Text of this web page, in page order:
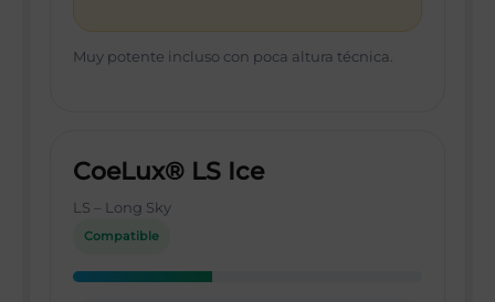
Muy potente incluso con poca altura técnica.
CoeLux® LS Ice
LS – Long Sky
Compatible